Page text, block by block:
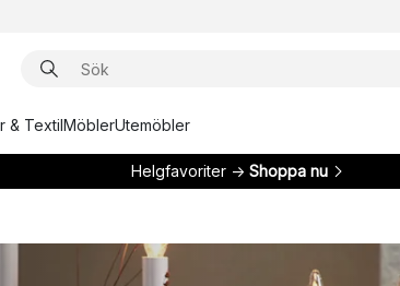
& TextilMöblerUtemöbler
Helgfavoriter → Shoppa nu